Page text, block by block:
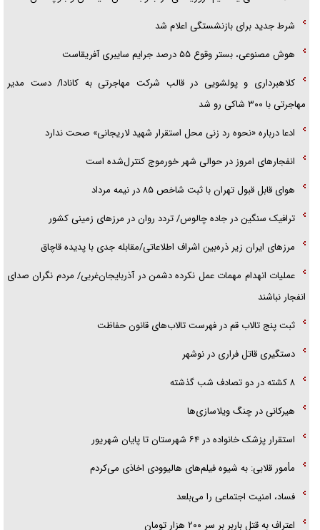
شرط جدید برای بازنشستگی اعلام شد
هوش مصنوعی، بستر وقوع ۵۵ درصد جرایم سایبری آفریقاست
کلاهبرداری و پولشویی در قالب شرکت مهاجرتی به کانادا/ دست مدیر
مهاجرتی با ۳۰۰ شاکی رو شد
ادعا درباره «نحوه رد زنی محل استقرار شهید لاریجانی» صحت ندارد
انفجار‌های امروز در حوالی شهر خورموج کنترل‌شده است
هوای قابل قبول تهران با ثبت شاخص ۸۵ در نیمه مرداد
ترافیک سنگین در جاده چالوس/ تردد روان در مرز‌های زمینی کشور
مرز‌های ایران زیر ذره‌بین اشراف اطلاعاتی/مقابله جدی با پدیده قاچاق
عملیات انهدام مهمات عمل نکرده دشمن در آذربایجان‌غربی/ مردم نگران صدای
انفجار نباشند
ثبت پنج تالاب قم در فهرست تالاب‌های قانون حفاظت
دستگیری قاتل فراری در نوشهر
۸ کشته در دو تصادف شب گذشته
هیرکانی در چنگ ویلاسازی‌ها
‌استقرار پزشک خانواده در ۶۴ شهرستان تا پایان شهریور
مأمور قلابی: به شیوه فیلم‌های هالیوودی اخاذی می‌کردم
فساد، امنیت اجتماعی را می‌بلعد
‌‌اعتراف به قتل باربر بر سر ۲۰۰ هزار تومان